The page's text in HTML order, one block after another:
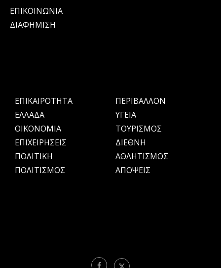
ΕΠΙΚΟΙΝΩΝΙΑ
ΔΙΑΦΗΜΙΣΗ
ΕΠΙΚΑΙΡΟΤΗΤΑ
ΕΛΛΑΔΑ
OIKONOMIA
ΕΠΙΧΕΙΡΗΣΕΙΣ
ΠΟΛΙΤΙΚΗ
ΠΟΛΙΤΙΣΜΟΣ
ΠΕΡΙΒΑΛΛΟΝ
ΥΓΕΙΑ
ΤΟΥΡΙΣΜΟΣ
ΔΙΕΘΝΗ
ΑΘΛΗΤΙΣΜΟΣ
ΑΠΟΨΕΙΣ